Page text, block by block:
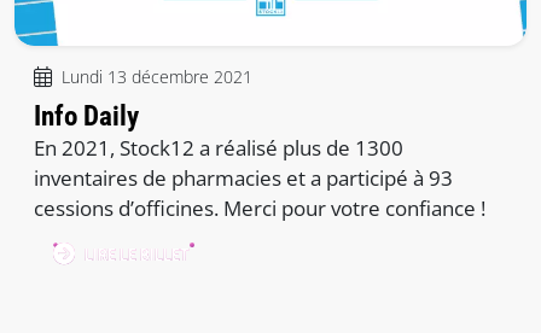
Lundi 13 décembre 2021
Info Daily
En 2021, Stock12 a réalisé plus de 1300
inventaires de pharmacies et a participé à 93
cessions d’officines. Merci pour votre confiance !
LIRE LE BILLET